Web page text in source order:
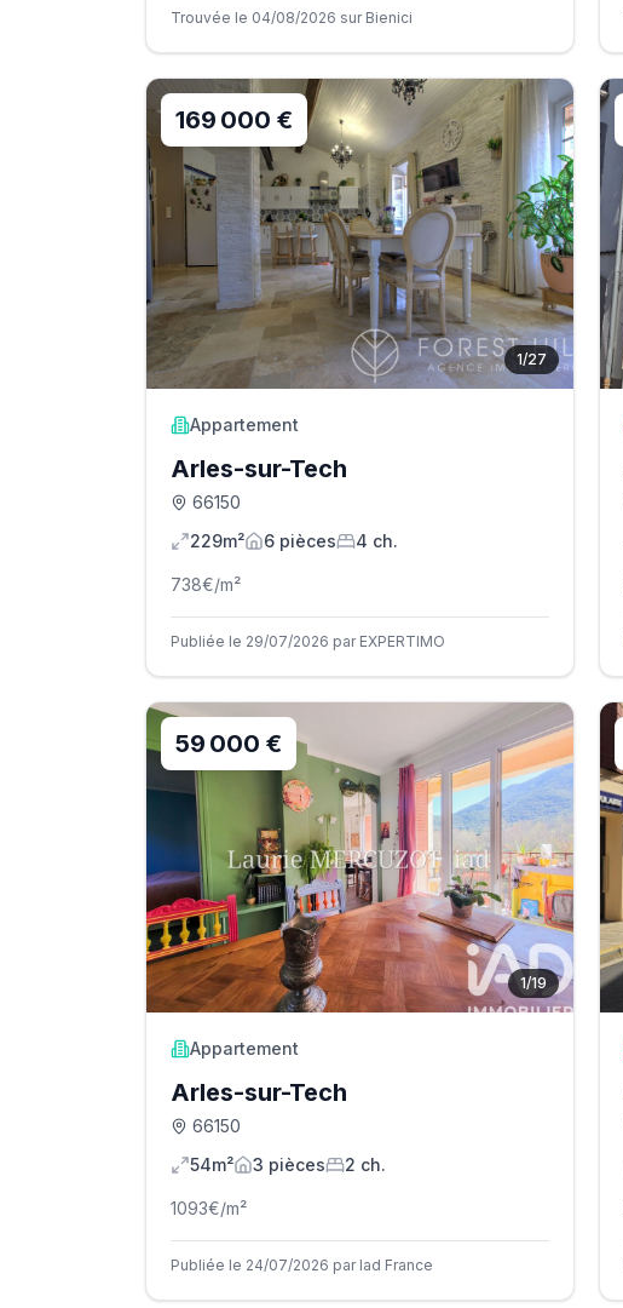
Trouvée le 04/08/2026 sur Bienici
1/27
169 000 €
Appartement
Arles-sur-Tech
66150
229m²
6 pièces 4 ch.
738€/m²
Publiée le 29/07/2026 par EXPERTIMO
1/19
59 000 €
Appartement
Arles-sur-Tech
66150
54m²
3 pièces 2 ch.
1093€/m²
Publiée le 24/07/2026 par Iad France